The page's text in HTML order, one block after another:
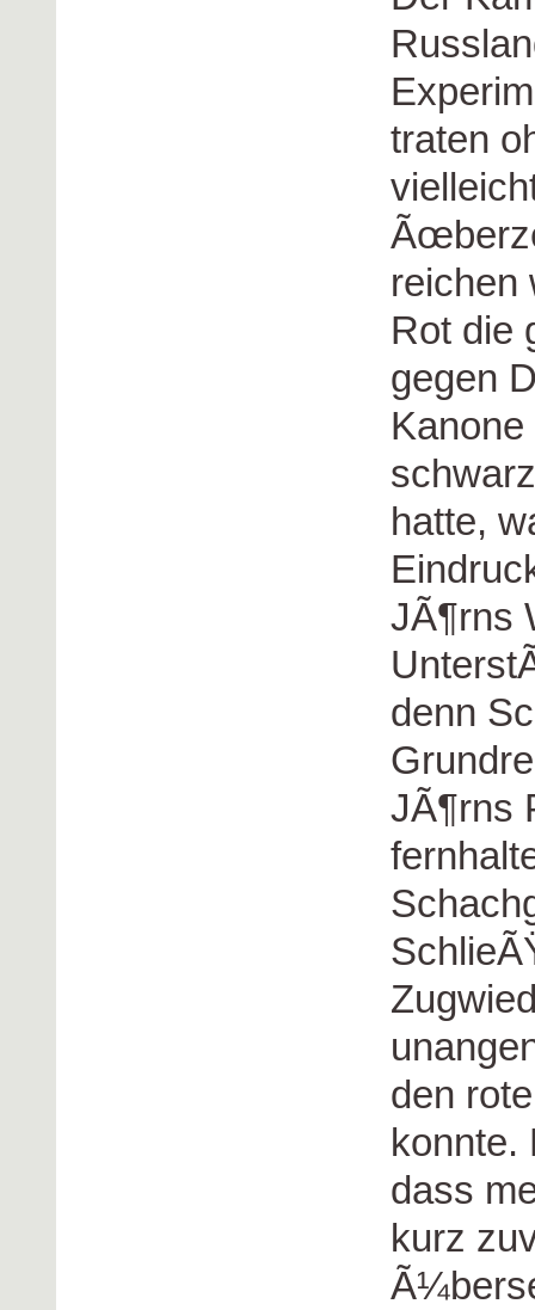
traten
reichen
Rot die
gegen
hatte,
JÃ¶rns
denn
JÃ¶rns
den
konnte.
dass
kurz